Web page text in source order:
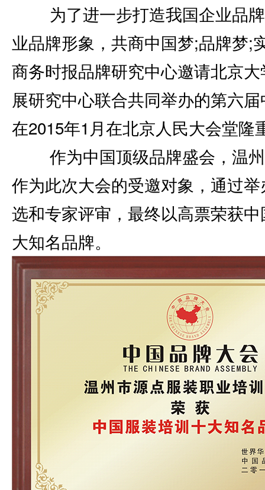
为了进一步打造我国企业品牌
业品牌形象，共商中国梦;品牌梦;
商务时报品牌研究中心邀请北京
展研究中心联合共同举办的第六
在2015年1月在北京人民大会堂隆
作为中国顶级品牌盛会，温州
作为此次大会的受邀对象，通过
选和专家评审，最终以高票荣获
大知名品牌。